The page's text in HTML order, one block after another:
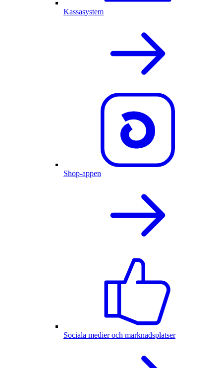
Kassasystem
Shop-appen
Sociala medier och marknadsplatser